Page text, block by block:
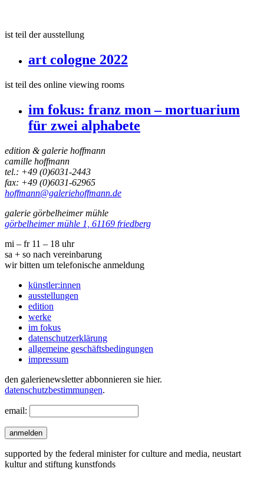
ist teil der ausstellung
art cologne 2022
ist teil des online viewing rooms
im fokus: franz mon – mortuarium
für zwei alphabete
edition & galerie hoffmann
camille hoffmann
tel.: +49 (0)6031-2443
fax: +49 (0)6031-62965
hoffmann@galeriehoffmann.de
galerie görbelheimer mühle
görbelheimer mühle 1, 61169 friedberg
mi – fr 11 – 18 uhr
sa + so nach vereinbarung
wir bitten um telefonische anmeldung
künstler:innen
ausstellungen
edition
werke
im fokus
datenschutzerklärung
allgemeine geschäftsbedingungen
impressum
den galerienewsletter abbonnieren sie hier.
datenschutzbestimmungen.
email:
anmelden
supported by the federal minister for culture and media, neustart
kultur and stiftung kunstfonds